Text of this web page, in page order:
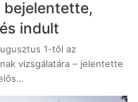
bejelentette,
indult
1-től az
vizsgálatára – jelentette